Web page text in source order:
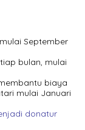
September
bulan, mulai
biaya
mulai Januari
donatur